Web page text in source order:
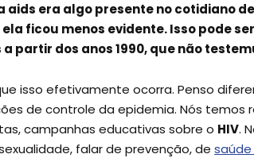
aids era algo presente no cotidiano
ficou menos evidente. Isso pode
partir dos anos 1990, que não
isso efetivamente ocorra. Penso
de controle da epidemia. Nós
campanhas educativas sobre o HIV.
falar de prevenção, de